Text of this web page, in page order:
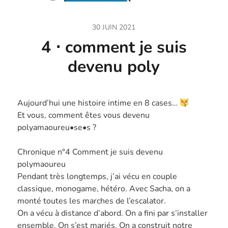
30 JUIN 2021
4 ⋅ comment je suis
devenu poly
Aujourd’hui une histoire intime en 8 cases…
Et vous, comment êtes vous devenu
polyamaoureu•se•s ?
Chronique n°4 Comment je suis devenu
polymaoureu
Pendant très longtemps, j’ai vécu en couple
classique, monogame, hétéro. Avec Sacha, on a
monté toutes les marches de l’escalator.
On a vécu à distance d’abord. On a fini par s’installer
ensemble. On s’est mariés. On a construit notre